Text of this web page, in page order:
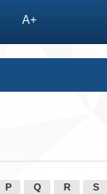
A+
P Q R S